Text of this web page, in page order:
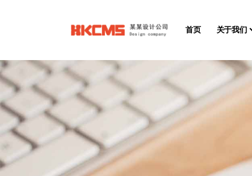
首页 关于我们